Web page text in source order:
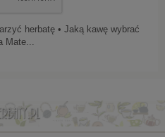
herbatę • Jaką kawę wybrać
Mate...